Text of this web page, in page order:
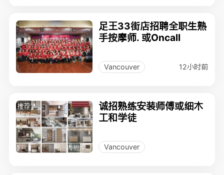
足王33街店招聘全职生熟
手按摩师. 或Oncall
Vancouver 12小时前
推荐
诚招熟练安装师傅或细木
工和学徒
Vancouver